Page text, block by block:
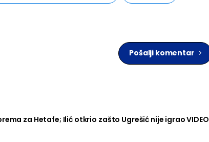
Pošalji komentar
za Hetafe; Ilić otkrio zašto Ugrešić nije igrao VIDEO